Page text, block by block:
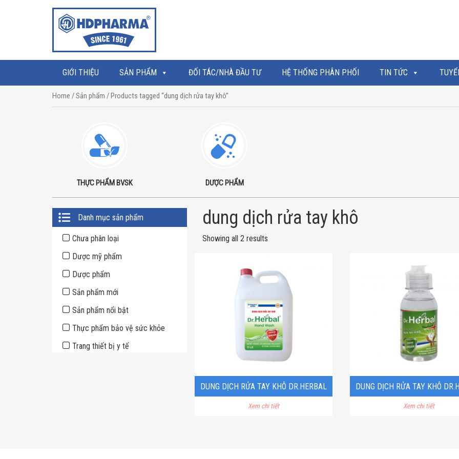
GIỚI THIỆU SẢN PHẨM ĐỐI TÁC/NHÀ ĐẦU TƯ HỆ THỐNG PHÂN PHỐI TIN TỨC
Home /Sản phẩm / Products tagged “dung dịch rửa tay khô”
THỰC PHẨM BVSK DƯỢC PHẨM
Primary
Sidebar
Danh mục sản phẩm
Chưa phân loại
Dược mỹ phẩm
Dược phẩm
Sản phẩm mới
Sản phẩm nổi bật
Thực phẩm bảo vệ sức khỏe
Trang thiết bị y tế
dung dịch rửa tay khô
Showing all 2 results
DUNG DỊCH RỬA TAY KHÔ DR.HERBAL
– CAN 5 LÍT
Xem chi tiết
DUNG DỊCH RỬA TAY KHÔ
– 100ML NẮP BẬT
Xem chi tiết